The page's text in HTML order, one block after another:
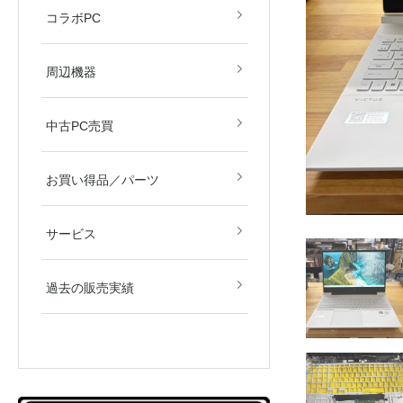
コラボPC 眠田イナ
周辺機器 デバイス
モニター
中古PC売買
お買い得品／パーツ 新品／新古品
サービス
過去の販売実績